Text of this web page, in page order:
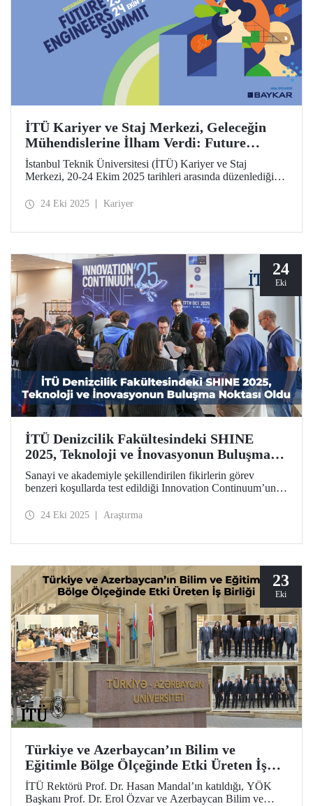
İTÜ Kariyer ve Staj Merkezi, Geleceğin
Mühendislerine İlham Verdi: Future
Engineers Summit 2025
İstanbul Teknik Üniversitesi (İTÜ) Kariyer ve Staj
Merkezi, 20-24 Ekim 2025 tarihleri arasında düzenlediği
Yerleşkemizde başarıyla tamamladı.
24 Eki 2025 Kariyer
24
Eki
İTÜ Denizcilik Fakültesindeki SHINE
2025, Teknoloji ve İnovasyonun Buluşma
Noktası Oldu
Sanayi ve akademiyle şekillendirilen fikirlerin görev
benzeri koşullarda test edildiği Innovation Continuum’un
Denizcilik Fakültemizin katkısıyla Tuzla Yerleşkemizde
24 Eki 2025 Araştırma
23
Eki
Türkiye ve Azerbaycan’ın Bilim ve
Eğitimle Bölge Ölçeğinde Etki Üreten İş
Birliği
İTÜ Rektörü Prof. Dr. Hasan Mandal’ın katıldığı, YÖK
Başkanı Prof. Dr. Erol Özvar ve Azerbaycan Bilim ve